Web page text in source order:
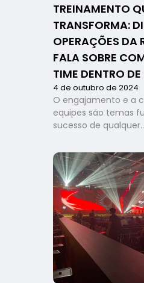
TREINAMENTO
TRANSFORMA:
OPERAÇÕES DA
FALA SOBRE
TIME DENTRO
4 de outubro de 2024
O engajamento e a
equipes são temas
sucesso de